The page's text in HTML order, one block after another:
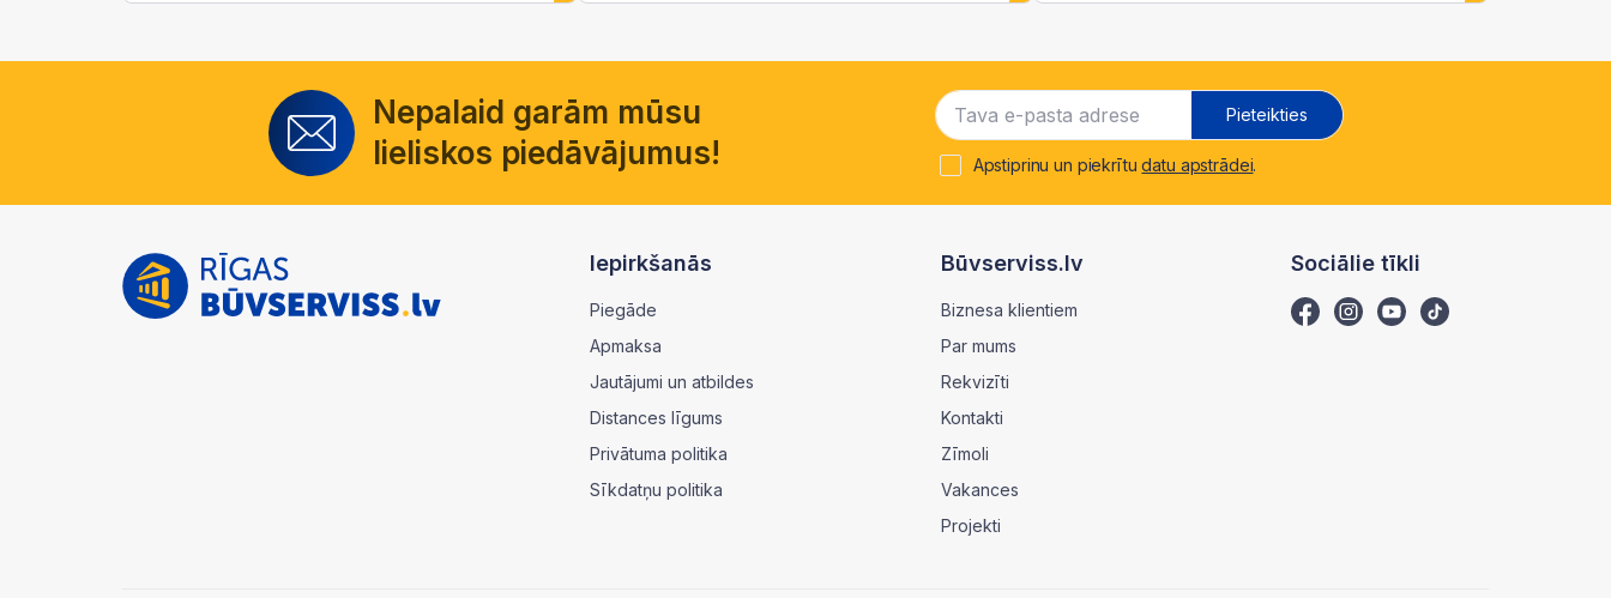
Nepalaid garām mūsu
lieliskos piedāvājumus!
Pieteikties
Apstiprinu un piekrītudatu apstrādei.
Iepirkšanās
Piegāde
Apmaksa
Jautājumi un atbildes
Distances līgums
Privātuma politika
Sīkdatņu politika
Būvserviss.lv
Biznesa klientiem
Par mums
Rekvizīti
Kontakti
Zīmoli
Vakances
Projekti
Sociālie tīkli